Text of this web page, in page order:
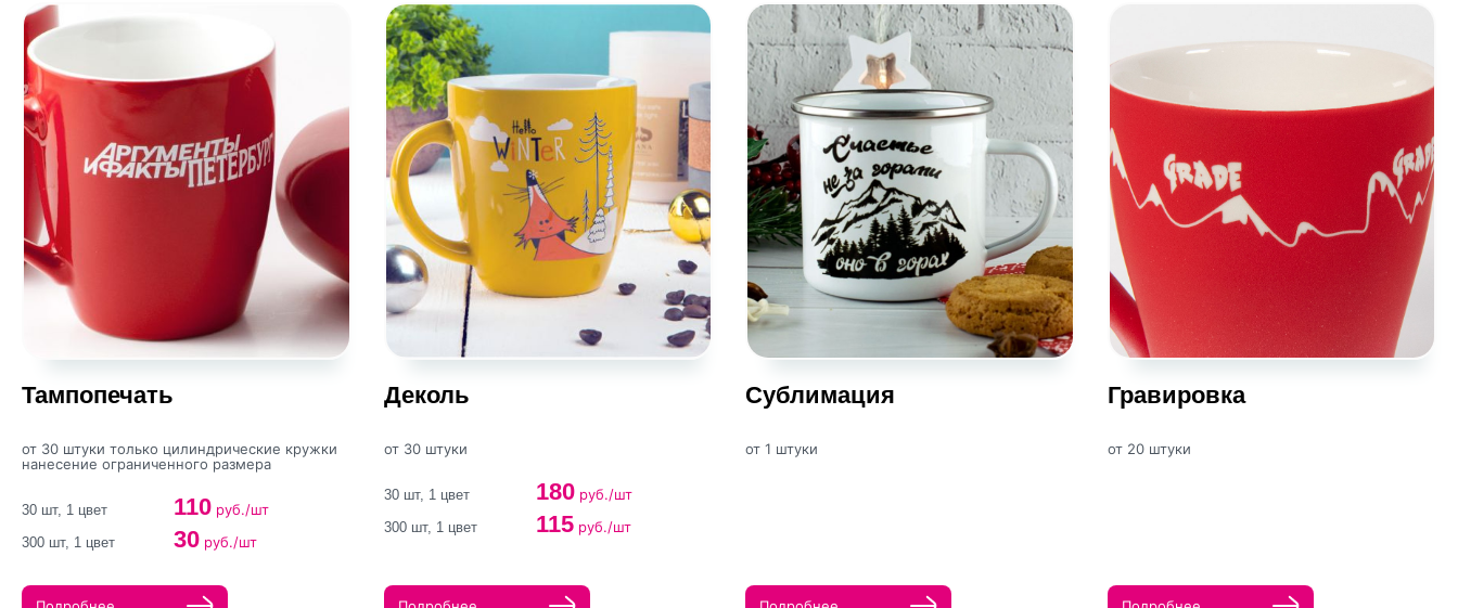
Тампопечать
от 30 штуки только цилиндрические кружки
нанесение ограниченного размера
30 шт, 1 цвет 110 руб./шт
300 шт, 1 цвет 30 руб./шт
Деколь
от 30 штуки
30 шт, 1 цвет 180руб./шт
300 шт, 1 цвет 115руб./шт
Сублимация
от 1 штуки
Гравировка
от 20 штуки